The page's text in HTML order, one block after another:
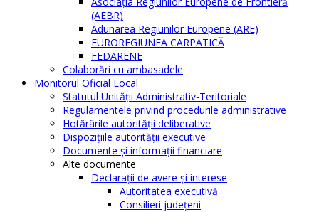
(AEBR)
Adunarea Regiunilor Europene (ARE)
EUROREGIUNEA CARPATICĂ
FEDARENE
Colaborări cu ambasadele
Monitorul Oficial Local
Statutul Unităţii Administrativ-Teritoriale
Regulamentele privind procedurile administrative
Hotărârile autorităţii deliberative
Dispoziţiile autorităţii executive
Documente şi informaţii financiare
Alte documente
Declaraţii de avere şi interese
Autoritatea executivă
Consilieri judeţeni